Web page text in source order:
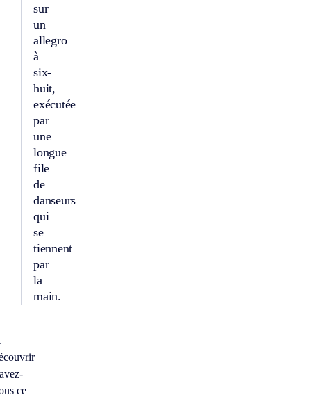
sur
un
allegro
à
six-
huit,
exécutée
par
une
longue
file
de
danseurs
qui
se
tiennent
par
la
main.
ce